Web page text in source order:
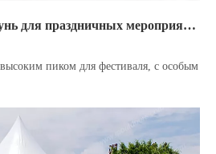
6м 20-футовый шампунь для праздничных мероприятий
пиком для фестиваля, с особым